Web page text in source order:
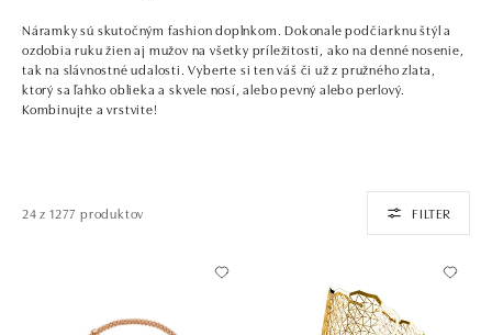
Náramky sú skutočným fashion doplnkom. Dokonale podčiarknu štýl a
ozdobia ruku žien aj mužov na všetky príležitosti, ako na denné nosenie,
tak na slávnostné udalosti. Vyberte si ten váš či už z pružného zlata,
ktorý sa ľahko oblieka a skvele nosí, alebo pevný alebo perlový.
Kombinujte a vrstvite!
24 z 1277 produktov FILTER